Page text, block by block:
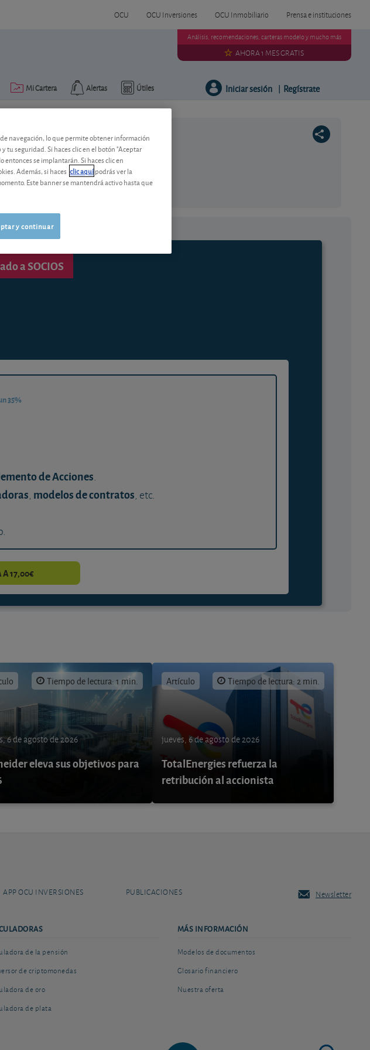
OCU OCU Inversiones OCU Inmobiliario Prensa e instituciones
Útiles
Alertas
Mi Cartera
Análisis, recomendaciones, carteras modelo y mucho más
AHORA 1 MES GRATIS
Iniciar sesión | Regístrate
a SOCIOS
35%
de Acciones.
, modelos de contratos, etc.
A 17,00€
Tiempo de lectura: 1 min.
6 de agosto de 2026
eleva sus objetivos para
Artículo Tiempo de lectura: 2 min.
jueves, 6 de agosto de 2026
TotalEnergies refuerza la
retribución al accionista
APP OCU INVERSIONES PUBLICACIONES Newsletter
de la pensión
de criptomonedas
de oro
de plata
MÁS INFORMACIÓN
Modelos de documentos
Glosario financiero
Nuestra oferta
navegación, lo que permite obtener información
tu seguridad. Si haces clic en el botón "Aceptar
entonces se implantarán. Si haces clic en
Además, si haces clic aquípodrás ver la
Este banner se mantendrá activo hasta que
y continuar